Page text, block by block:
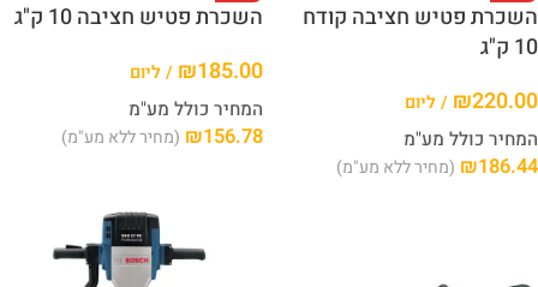
השכרת פטיש חציבה קודח
10 ק"ג
₪220.00 / ליום
המחיר כולל מע"מ
₪186.44 (מחיר ללא מע"מ)
השכרת פטיש חציבה 10 ק"ג
₪185.00 / ליום
המחיר כולל מע"מ
₪156.78 (מחיר ללא מע"מ)